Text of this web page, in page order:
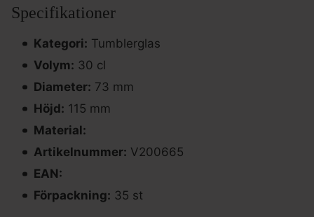
Specifikationer
Kategori: Tumblerglas
Volym: 30 cl
Diameter: 73 mm
Höjd: 115 mm
Material:
Artikelnummer: V200665
EAN:
Förpackning: 35 st